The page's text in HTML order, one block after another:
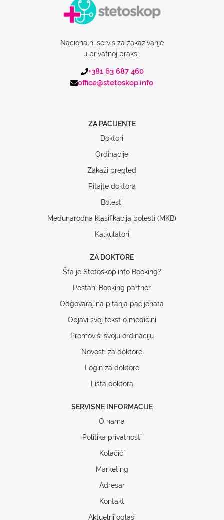
Nacionalni servis za zakazivanje
u privatnoj praksi.
+381 63 687 460
office@stetoskop.info
ZA PACIJENTE
Doktori
Ordinacije
Zakaži pregled
Pitajte doktora
Bolesti
Međunarodna klasifikacija bolesti (MKB)
Kalkulatori
ZA DOKTORE
Šta je Stetoskop.info Booking?
Postani Booking partner
Odgovaraj na pitanja pacijenata
Objavi svoj tekst o medicini
Promoviši svoju ordinaciju
Novosti za doktore
Login za doktore
Lista doktora
SERVISNE INFORMACIJE
O nama
Politika privatnosti
Kolačići
Marketing
Adresar
Kontakt
Aktuelni oglasi